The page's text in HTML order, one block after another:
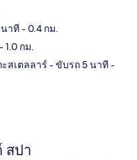
นาที- 0.4 กม.
- 1.0 กม.
สเตลลาร์ - ขับรถ 5 นาที-
สปา